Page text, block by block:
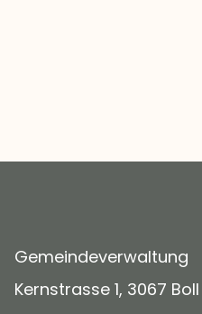
Gemeindeverwaltung
Kernstrasse 1, 3067 Boll